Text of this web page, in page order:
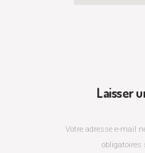
Laisser
Votre adresse e-mail
obligatoires